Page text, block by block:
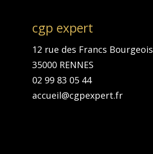
cgp expert
12 rue des Francs Bourgeois
35000 RENNES
02 99 83 05 44
accueil@cgpexpert.fr